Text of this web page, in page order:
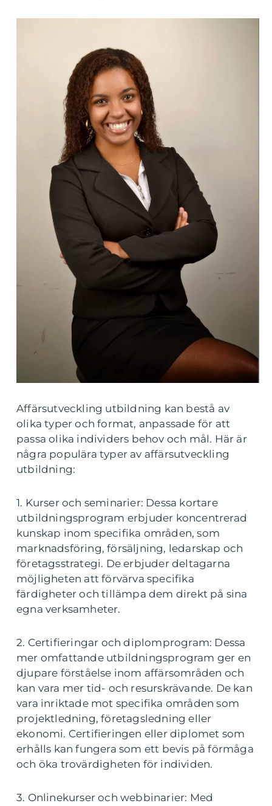
Affärsutveckling utbildning kan bestå av
olika typer och format, anpassade för att
passa olika individers behov och mål. Här är
några populära typer av affärsutveckling
utbildning:
1. Kurser och seminarier: Dessa kortare
utbildningsprogram erbjuder koncentrerad
kunskap inom specifika områden, som
marknadsföring, försäljning, ledarskap och
företagsstrategi. De erbjuder deltagarna
möjligheten att förvärva specifika
färdigheter och tillämpa dem direkt på sina
egna verksamheter.
2. Certifieringar och diplomprogram: Dessa
mer omfattande utbildningsprogram ger en
djupare förståelse inom affärsområden och
kan vara mer tid- och resurskrävande. De kan
vara inriktade mot specifika områden som
projektledning, företagsledning eller
ekonomi. Certifieringen eller diplomet som
erhålls kan fungera som ett bevis på förmåga
och öka trovärdigheten för individen.
3. Onlinekurser och webbinarier: Med